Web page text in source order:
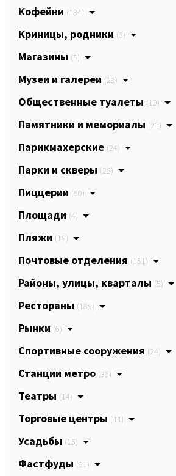
Кофейни (134)
Криницы, родники (3)
Магазины (5)
Музеи и галереи (29)
Общественные туалеты (10)
Памятники и мемориалы (26)
Парикмахерские (24)
Парки и скверы (28)
Пиццерии (60)
Площади (4)
Пляжи (18)
Почтовые отделения (151)
Районы, улицы, кварталы (5)
Рестораны (185)
Рынки (6)
Спортивные сооружения (24)
Станции метро (36)
Театры (14)
Торговые центры (44)
Усадьбы (15)
Фастфуды (91)